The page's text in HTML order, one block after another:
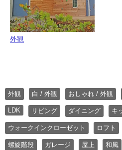
外観
外観 白 / 外観 おしゃれ / 外観
LDK リビング ダイニング キ
ウォークインクローゼット ロフト
螺旋階段 ガレージ 屋上 和風